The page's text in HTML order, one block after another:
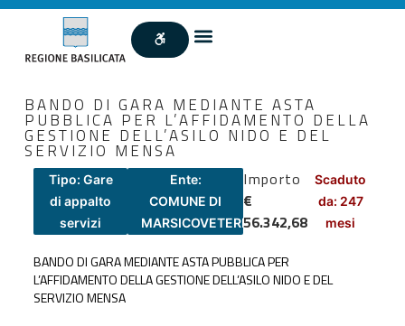
BANDO DI GARA MEDIANTE ASTA
PUBBLICA PER L’AFFIDAMENTO DELLA
GESTIONE DELL’ASILO NIDO E DEL
SERVIZIO MENSA
Tipo: Gare
di appalto
servizi
Ente:
COMUNE DI
MARSICOVETERE
Importo
€
56.342,68
Scaduto
da: 247
mesi
BANDO DI GARA MEDIANTE ASTA PUBBLICA PER
L’AFFIDAMENTO DELLA GESTIONE DELL’ASILO NIDO E DEL
SERVIZIO MENSA